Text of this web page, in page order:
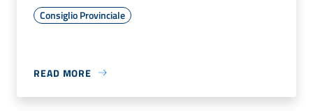
Consiglio Provinciale
READ MORE